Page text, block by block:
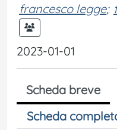
francesco legge;
2023-01-01
Scheda breve
Scheda